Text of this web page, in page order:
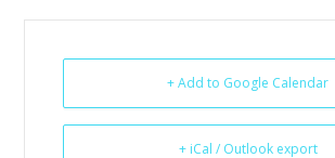
+ Add to Google Calendar
+ iCal / Outlook export